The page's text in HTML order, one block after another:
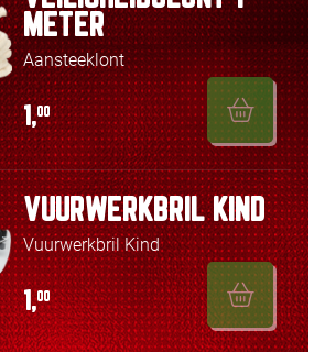
METER
Aansteeklont
1,00
VUURWERKBRIL KIND
Vuurwerkbril Kind
1,00